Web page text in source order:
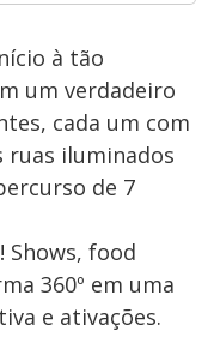
à tão
um verdadeiro
cada um com
ruas iluminados
de 7
Shows, food
360º em uma
e ativações.